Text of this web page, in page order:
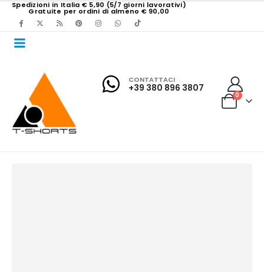
Spedizioni in Italia € 5,90 (5/7 giorni lavorativi)
Gratuite per ordini di almeno € 90,00
CONTATTACI
+39 380 896 3807
0